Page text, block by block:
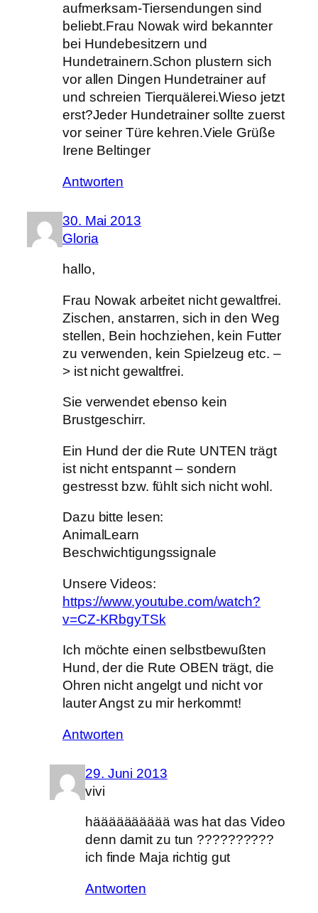
aufmerksam-Tiersendungen sind
beliebt.Frau Nowak wird bekannter
bei Hundebesitzern und
Hundetrainern.Schon plustern sich
vor allen Dingen Hundetrainer auf
und schreien Tierquälerei.Wieso jetzt
erst?Jeder Hundetrainer sollte zuerst
vor seiner Türe kehren.Viele Grüße
Irene Beltinger
Antworten
30. Mai 2013
Gloria
hallo,
Frau Nowak arbeitet nicht gewaltfrei.
Zischen, anstarren, sich in den Weg
stellen, Bein hochziehen, kein Futter
zu verwenden, kein Spielzeug etc. –
> ist nicht gewaltfrei.
Sie verwendet ebenso kein
Brustgeschirr.
Ein Hund der die Rute UNTEN trägt
ist nicht entspannt – sondern
gestresst bzw. fühlt sich nicht wohl.
Dazu bitte lesen:
AnimalLearn
Beschwichtigungssignale
Unsere Videos:
https://www.youtube.com/watch?
v=CZ-KRbgyTSk
Ich möchte einen selbstbewußten
Hund, der die Rute OBEN trägt, die
Ohren nicht angelgt und nicht vor
lauter Angst zu mir herkommt!
Antworten
29. Juni 2013
vivi
hääääääääää was hat das Video
denn damit zu tun ??????????
ich finde Maja richtig gut
Antworten